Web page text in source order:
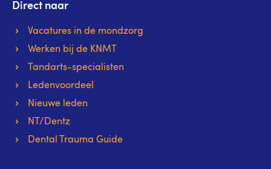
Direct naar
Vacatures in de mondzorg
Werken bij de KNMT
Tandarts-specialisten
Ledenvoordeel
Nieuwe leden
NT/Dentz
Dental Trauma Guide